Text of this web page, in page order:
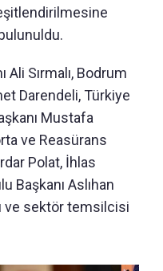
Sırmalı, Bodrum
Darendeli, Türkiye
Mustafa
ve Reasürans
Polat, İhlas
Başkanı Aslıhan
ve sektör temsilcisi